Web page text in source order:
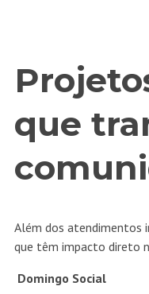
que
Além dos atendimentos
que têm impacto direto
Domingo Social